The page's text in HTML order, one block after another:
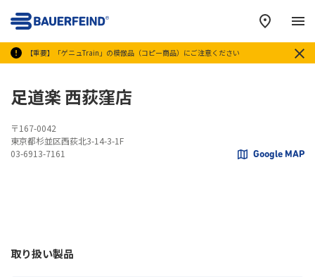
【重要】「ゲニュTrain」の模倣品（コピー商品）にご注意ください
メ
足道楽 西荻窪店
〒167-0042
東京都杉並区西荻北3-14-3-1F
03-6913-7161
Google MAP
取り扱い製品